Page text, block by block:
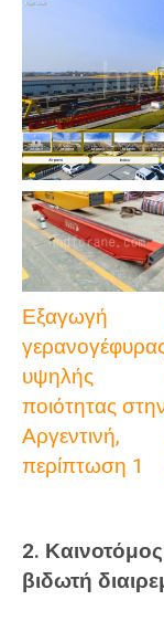
Εξαγωγή
υψηλής
ποιότητας
Αργεντινή,
περίπτωση 1
2.
βιδωτή